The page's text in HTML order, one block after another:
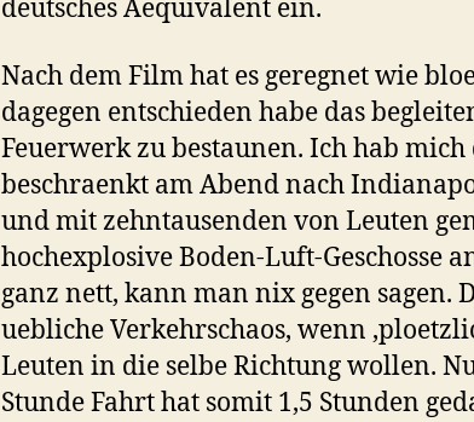
deutsches Aequivalent ein.
Nach dem Film hat es geregnet wie
dagegen entschieden habe das
Feuerwerk zu bestaunen. Ich hab
beschraenkt am Abend nach
und mit zehntausenden von Leuten
hochexplosive Boden-Luft-Geschosse
ganz nett, kann man nix gegen sagen.
uebliche Verkehrschaos, wenn
Leuten in die selbe Richtung wollen.
Stunde Fahrt hat somit 1,5 Stunden